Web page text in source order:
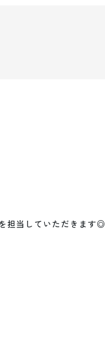
担当していただきます◎